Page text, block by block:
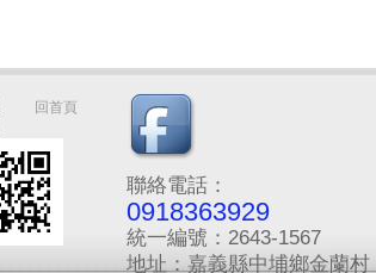
回首頁
聯絡電話：
0918363929
統一編號：2643-1567
地址：嘉義縣中埔鄉金蘭村